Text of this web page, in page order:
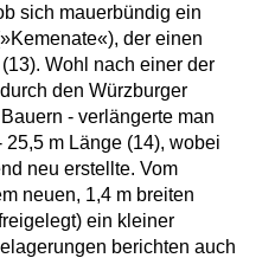
sich mauerbündig ein
der einen
Wohl nach einer der
den Würzburger
- verlängerte man
m Länge (14), wobei
neu erstellte. Vom
neuen, 1,4 m breiten
ein kleiner
berichten auch